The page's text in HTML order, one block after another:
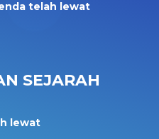
telah lewat
SEJARAH
lewat